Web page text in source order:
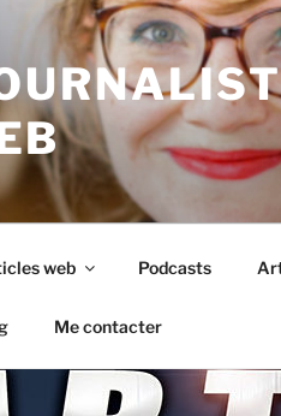
web Podcasts
Me contacter